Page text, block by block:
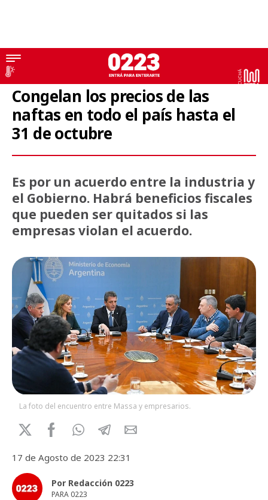
Nafta
Congelan los precios de las
naftas en todo el país hasta el
31 de octubre
Es por un acuerdo entre la industria y
el Gobierno. Habrá beneficios fiscales
que pueden ser quitados si las
empresas violan el acuerdo.
La foto del encuentro entre Massa y empresarios.
17 de Agosto de 2023 22:31
Por Redacción 0223
PARA 0223